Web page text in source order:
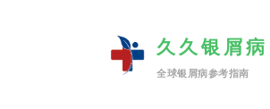
久久银屑病
全球银屑病参考指南